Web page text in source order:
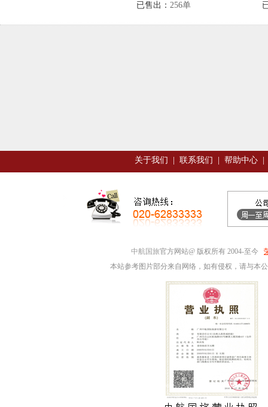
已售出： 256单
关于我们 联系我们 帮助中心
中航国旅官方网站@ 版权所有 2004-至今
本站参考图片部分来自网络，如有侵权，请与本